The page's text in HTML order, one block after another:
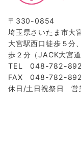
〒330-0854
埼玉県さいたま市
大宮駅西口徒歩５分
歩２分（JACK大宮道
TEL 048-782-
FAX 048-782-
休日/土日祝祭日 営